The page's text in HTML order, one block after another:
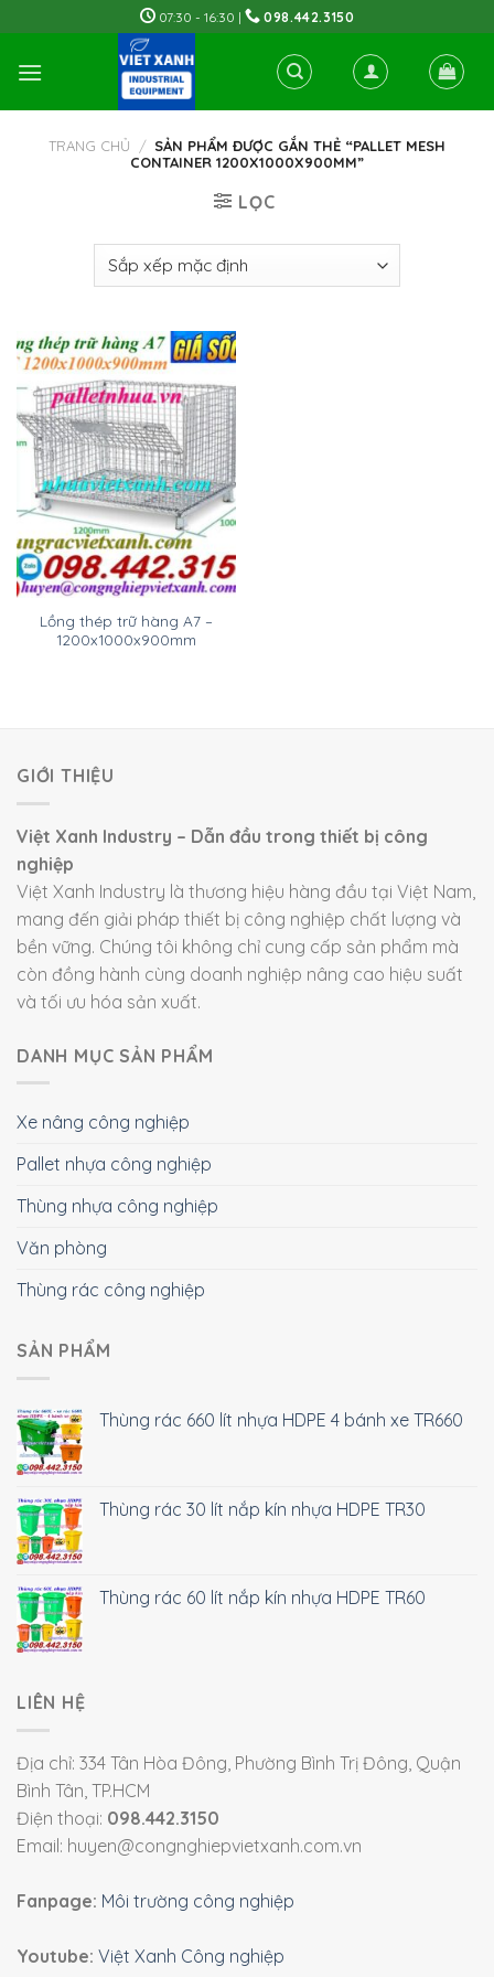
to
content
07:30 - 16:30 | 098.442.3150
TRANG CHỦ / SẢN PHẨM ĐƯỢC GẮN THẺ “PALLET MESH
CONTAINER 1200X1000X900MM”
LỌC
Lồng thép trữ hàng A7 –
1200x1000x900mm
GIỚI THIỆU
Việt Xanh Industry – Dẫn đầu trong thiết bị công
nghiệp
Việt Xanh Industry là thương hiệu hàng đầu tại Việt Nam,
mang đến giải pháp thiết bị công nghiệp chất lượng và
bền vững. Chúng tôi không chỉ cung cấp sản phẩm mà
còn đồng hành cùng doanh nghiệp nâng cao hiệu suất
và tối ưu hóa sản xuất.
DANH MỤC SẢN PHẨM
Xe nâng công nghiệp
Pallet nhựa công nghiệp
Thùng nhựa công nghiệp
Văn phòng
Thùng rác công nghiệp
SẢN PHẨM
Thùng rác 660 lít nhựa HDPE 4 bánh xe TR660
Thùng rác 30 lít nắp kín nhựa HDPE TR30
Thùng rác 60 lít nắp kín nhựa HDPE TR60
LIÊN HỆ
Địa chỉ: 334 Tân Hòa Đông, Phường Bình Trị Đông, Quận
Bình Tân, TP.HCM
Điện thoại: 098.442.3150
Email: huyen@congnghiepvietxanh.com.vn
Fanpage: Môi trường công nghiệp
Youtube: Việt Xanh Công nghiệp